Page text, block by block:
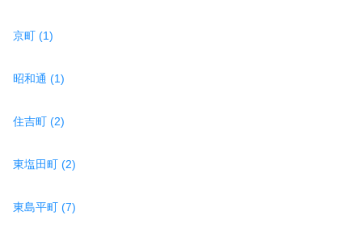
京町 (1)
昭和通 (1)
住吉町 (2)
東塩田町 (2)
東島平町 (7)